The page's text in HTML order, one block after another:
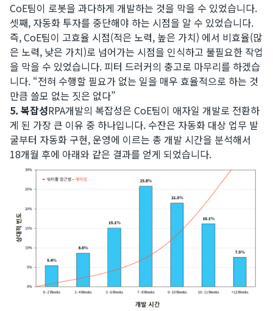
CoE팀이 로봇을 과다하게 개발하는 것을 막을 수 있었습니다.
셋째, 자동화 투자를 중단해야 하는 시점을 알 수 있었습니다.
즉, CoE팀이 고효율 시점(적은 노력, 높은 가치) 에서 비효율(많
은 노력, 낮은 가치)로 넘어가는 시점을 인식하고 불필요한 작업
을 막을 수 있었습니다. 피터 드러커의 충고로 마무리를 하겠습
니다. “전혀 수행할 필요가 없는 일을 매우 효율적으로 하는 것
만큼 쓸모 없는 짓은 없다”
5. 복잡성RPA개발의 복잡성은 CoE팀이 애자일 개발로 전환하
게 된 가장 큰 이유 중 하나입니다. 수잔은 자동화 대상 업무 발
굴부터 자동화 구현, 운영에 이르는 총 개발 시간을 분석해서
18개월 후에 아래와 같은 결과를 얻게 되었습니다.